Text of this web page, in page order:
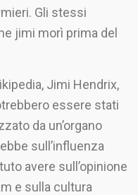
Gli stessi
jimi morì prima del
Jimi Hendrix,
essere stati
da un’organo
sull’influenza
avere sull’opinione
e sulla cultura